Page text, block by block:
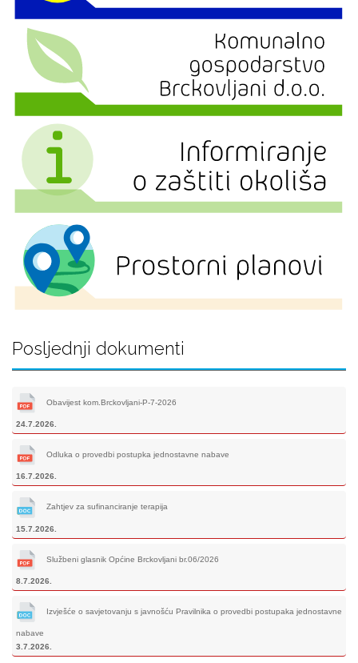
Posljednji dokumenti
Obavijest kom.Brckovljani-P-7-2026
24.7.2026.
Odluka o provedbi postupka jednostavne nabave
16.7.2026.
Zahtjev za sufinanciranje terapija
15.7.2026.
Službeni glasnik Općine Brckovljani br.06/2026
8.7.2026.
Izvješće o savjetovanju s javnošću Pravilnika o provedbi postupaka jednostavne
nabave
3.7.2026.